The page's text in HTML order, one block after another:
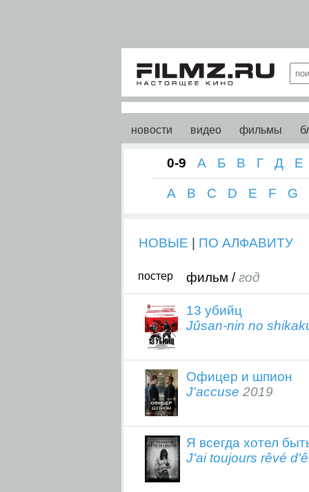
новости видео фильмы
0-9 А Б В Г Д Е
A B C D E F G
НОВЫЕ ПО АЛФАВИТУ
постер фильм /год
13 убийц
Jûsan-nin no
Офицер и шпион
J'accuse 2019
Я всегда хотел
J'ai toujours rêvé